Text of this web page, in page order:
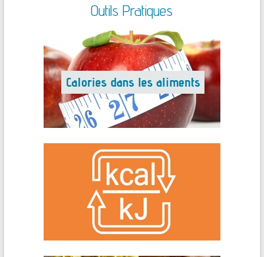
Outils Pratiques